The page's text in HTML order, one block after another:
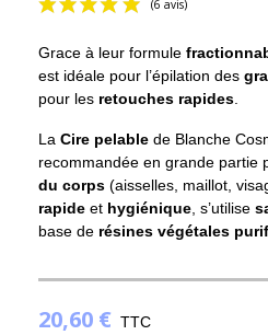
(6 avis)
Grace à leur formule
est idéale pour l’épilation des
pour les retouches rapides
La Cire pelable de Blanche
recommandée en grande partie
du corps (aisselles, maillot,
rapide et hygiénique , s’utilise
base de résines végétales
20,60 € TTC